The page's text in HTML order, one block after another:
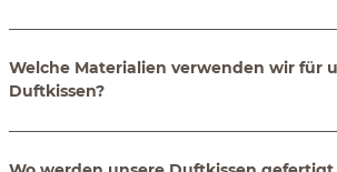
Welche Materialien verwenden wir für
Duftkissen?